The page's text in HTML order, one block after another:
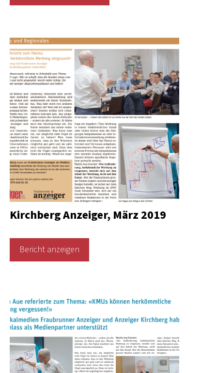
Kirchberg Anzeiger, März 2019
Bericht anzeigen